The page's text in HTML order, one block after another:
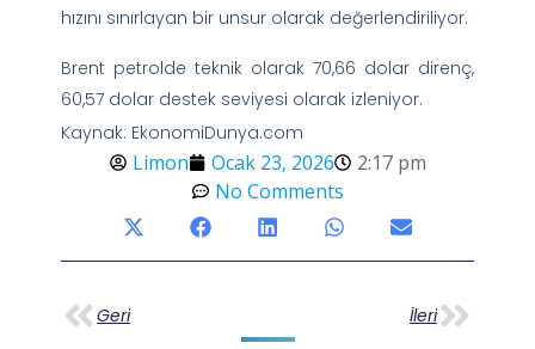
hızını sınırlayan bir unsur olarak değerlendiriliyor.
Brent petrolde teknik olarak 70,66 dolar direnç,
60,57 dolar destek seviyesi olarak izleniyor.
Kaynak: EkonomiDunya.com
Limon Ocak 23, 2026
2:17 pm
No Comments
Geri İleri